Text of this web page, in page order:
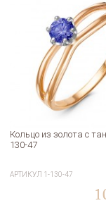
Кольцо из золота с
130-47
АРТИКУЛ 1-130-47